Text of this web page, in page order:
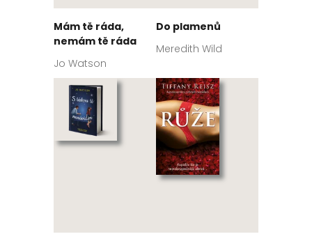
Mám tě ráda,
nemám tě ráda
Jo Watson
Do plamenů
Meredith Wild